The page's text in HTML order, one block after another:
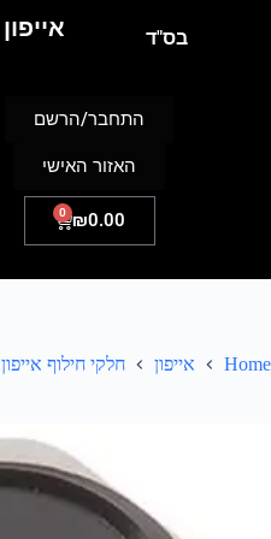
אייפון בס"ד
₪0.00
0
התחבר/הרשם
האזור האישי
Home אייפון חלקי חילוף אייפון 6 פלוס